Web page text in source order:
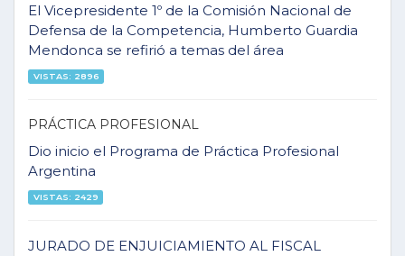
El Vicepresidente 1º de la Comisión Nacional de
Defensa de la Competencia, Humberto Guardia
Mendonca se refirió a temas del área
VISTAS: 2896
PRÁCTICA PROFESIONAL
Dio inicio el Programa de Práctica Profesional
Argentina
VISTAS: 2429
JURADO DE ENJUICIAMIENTO AL FISCAL